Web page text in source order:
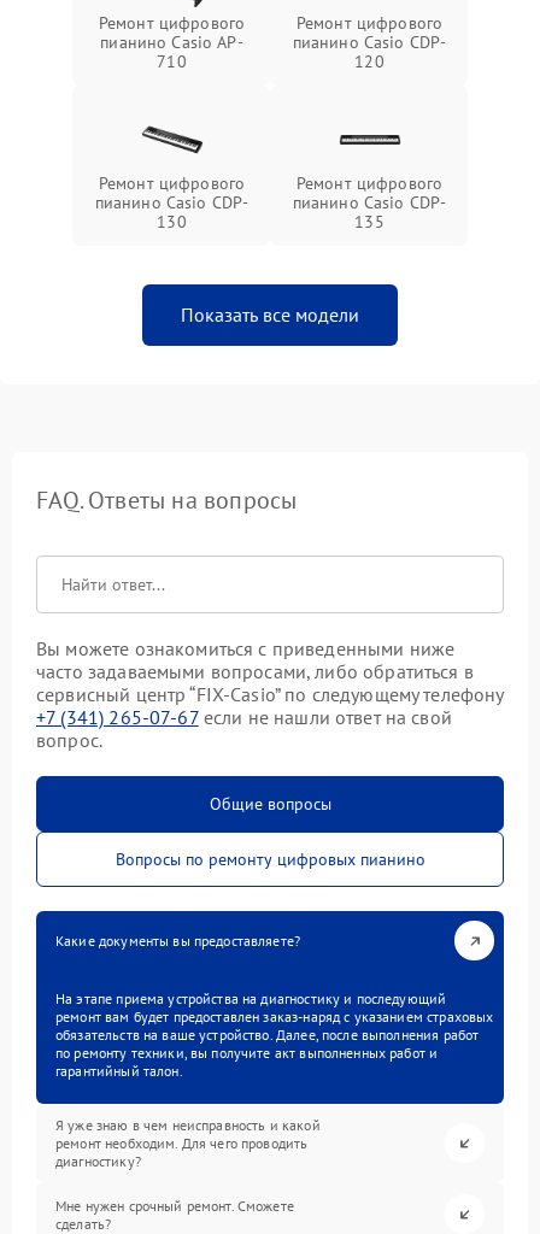
Ремонт цифрового
пианино Casio AP-
710
Ремонт цифрового
пианино Casio CDP-
120
Ремонт цифрового
пианино Casio CDP-
130
Ремонт цифрового
пианино Casio CDP-
135
Показать все модели
FAQ. Ответы на вопросы
Вы можете ознакомиться с приведенными ниже
часто задаваемыми вопросами, либо обратиться в
сервисный центр “FIX-Casio” по следующему телефону
+7 (341) 265-07-67если не нашли ответ на свой
вопрос.
Общие вопросы
Вопросы по ремонту цифровых пианино
Какие документы вы предоставляете?
На этапе приема устройства на диагностику и последующий
ремонт вам будет предоставлен заказ-наряд с указанием страховых
обязательств на ваше устройство. Далее, после выполнения работ
по ремонту техники, вы получите акт выполненных работ и
гарантийный талон.
Я уже знаю в чем неисправность и какой
ремонт необходим. Для чего проводить
диагностику?
Мне нужен срочный ремонт. Сможете
сделать?